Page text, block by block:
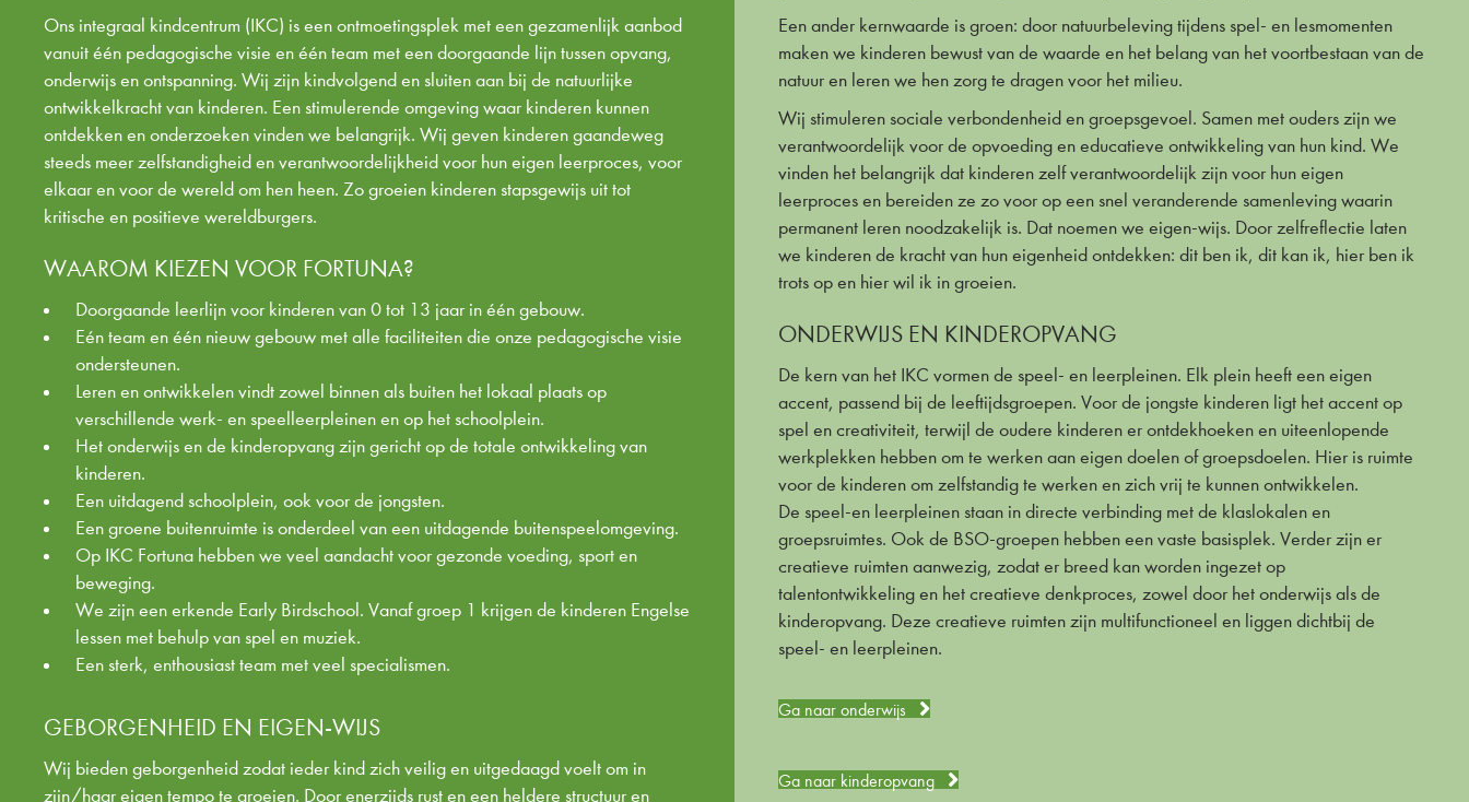
Ons integraal kindcentrum (IKC) is een ontmoetingsplek met een gezamenlijk aanbod
vanuit één pedagogische visie en éénteam met een doorgaande lijn tussen opvang,
onderwijs en ontspanning. Wij zijn kindvolgend en sluiten aan bij de natuurlijke
ontwikkelkracht van kinderen. Een stimulerende omgeving waar kinderen kunnen
ontdekken en onderzoeken vinden we belangrijk. Wij geven kinderen gaandeweg
steeds meer zelfstandigheid en verantwoordelijkheid voor hun eigen leerproces, voor
elkaar en voor de wereld om hen heen. Zo groeien kinderen stapsgewijs uit tot
kritische en positieve wereldburgers.
WAAROM KIEZEN VOOR FORTUNA?
Doorgaande leerlijn voor kinderen van 0 tot 13 jaar in één gebouw.
Eén team en één nieuw gebouw met alle faciliteiten die onze pedagogische visie
ondersteunen.
Leren en ontwikkelen vindt zowel binnen als buiten het lokaal plaats op
verschillende werk- en speelleerpleinen en op het schoolplein.
Het onderwijs en de kinderopvang zijn gericht op de totale ontwikkeling van
kinderen.
Een uitdagend schoolplein, ook voor de jongsten.
Een groene buitenruimte is onderdeel van een uitdagende buitenspeelomgeving.
Op IKC Fortuna hebben we veel aandacht voor gezonde voeding, sport en
beweging.
We zijn een erkende Early Birdschool. Vanaf groep 1 krijgen de kinderen Engelse
lessen met behulp van spel en muziek.
Een sterk, enthousiast team met veel specialismen.
GEBORGENHEID EN EIGEN-WIJS
Wij bieden geborgenheid zodat ieder kind zich veilig en uitgedaagd voelt om in
zijn/haar eigen tempo te groeien. Door enerzijds rust en een heldere structuur en
Een ander kernwaarde is groen: door natuurbeleving tijdens spel- en lesmomenten
maken we kinderen bewust van de waarde en het belang van het voortbestaan van de
natuur en leren we hen zorg te dragen voor het milieu.
Wij stimuleren sociale verbondenheid en groepsgevoel. Samen met ouders zijn we
verantwoordelijk voor de opvoeding en educatieve ontwikkeling van hun kind. We
vinden het belangrijk dat kinderen zelf verantwoordelijk zijn voor hun eigen
leerproces en bereiden ze zo voor op een snel veranderende samenleving waarin
permanent leren noodzakelijk is. Dat noemen we eigen-wijs. Door zelfreflectie laten
we kinderen de kracht van hun eigenheid ontdekken: dit ben ik, dit kan ik, hier ben ik
trots op en hier wil ik in groeien.
ONDERWIJS EN KINDEROPVANG
De kern van het IKC vormen de speel- en leerpleinen. Elk plein heeft een eigen
accent, passend bij de leeftijdsgroepen. Voor de jongste kinderen ligt het accent op
spel en creativiteit, terwijl de oudere kinderen er ontdekhoeken en uiteenlopende
werkplekken hebben om te werken aan eigen doelen of groepsdoelen. Hier is ruimte
voor de kinderen om zelfstandig te werken en zich vrij te kunnen ontwikkelen.
De speel-en leerpleinen staan in directe verbinding met de klaslokalen en
groepsruimtes. Ook de BSO-groepen hebben een vaste basisplek. Verder zijn er
creatieve ruimten aanwezig, zodat er breed kan worden ingezet op
talentontwikkeling en het creatieve denkproces, zowel door het onderwijs als de
kinderopvang. Deze creatieve ruimten zijn multifunctioneel en liggen dichtbij de
speel- en leerpleinen.
Ga naar onderwijs
Ga naar kinderopvang